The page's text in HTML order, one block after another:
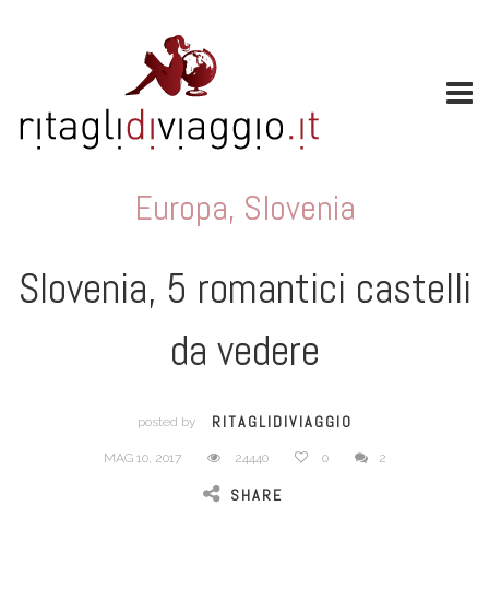
Europa, Slovenia
Slovenia, 5 romantici castelli
da vedere
posted by RITAGLIDIVIAGGIO
MAG 10, 2017 24440 0 2
SHARE